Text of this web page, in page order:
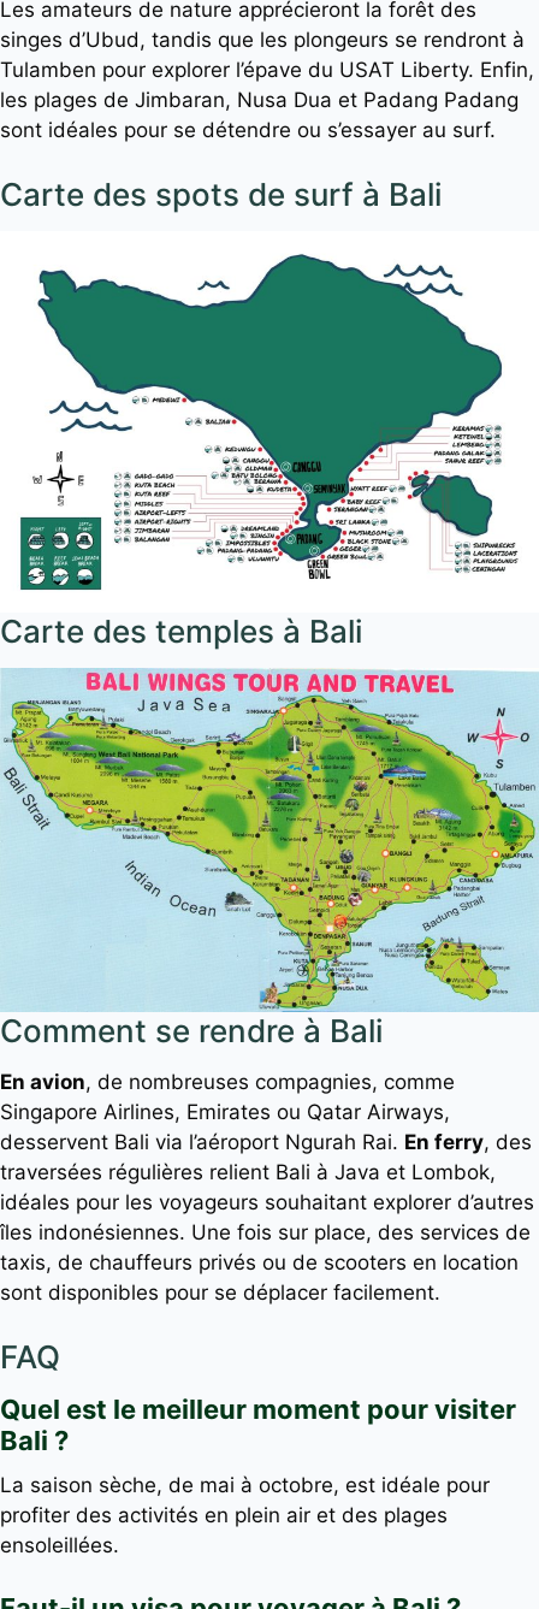
Les amateurs de nature apprécieront la forêt des
singes d’Ubud, tandis que les plongeurs se rendront à
Tulamben pour explorer l’épave du USAT Liberty. Enfin,
les plages de Jimbaran, Nusa Dua et Padang Padang
sont idéales pour se détendre ou s’essayer au surf.
Carte des spots de surf à Bali
Carte des temples à Bali
Comment se rendre à Bali
En avion, de nombreuses compagnies, comme
Singapore Airlines, Emirates ou Qatar Airways,
desservent Bali via l’aéroport Ngurah Rai. En ferry, des
traversées régulières relient Bali à Java et Lombok,
idéales pour les voyageurs souhaitant explorer d’autres
îles indonésiennes. Une fois sur place, des services de
taxis, de chauffeurs privés ou de scooters en location
sont disponibles pour se déplacer facilement.
FAQ
Quel est le meilleur moment pour visiter
Bali ?
La saison sèche, de mai à octobre, est idéale pour
profiter des activités en plein air et des plages
ensoleillées.